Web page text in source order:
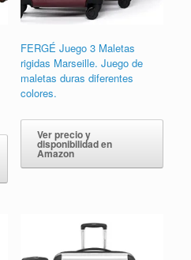
FERGÉ Juego 3 Maletas
rigidas Marseille. Juego de
maletas duras diferentes
colores.
Ver precio y
disponibilidad en
Amazon